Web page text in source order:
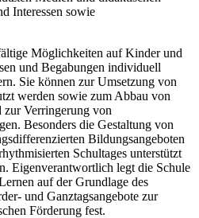
Interessen sowie
Möglichkeiten auf Kinder und
und Begabungen individuell
Sie können zur Umsetzung von
werden sowie zum Abbau von
Verringerung von
Besonders die Gestaltung von
Bildungsangeboten
Schultages unterstützt
Eigenverantwortlich legt die Schule
auf der Grundlage des
und Ganztagsangebote zur
Förderung fest.